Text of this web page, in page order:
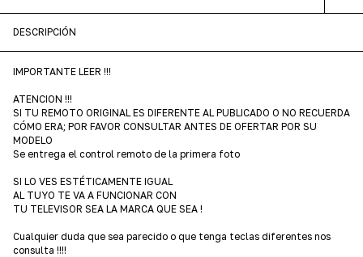
DESCRIPCIÓN
IMPORTANTE LEER !!!
ATENCION !!!
SI TU REMOTO ORIGINAL ES DIFERENTE AL PUBLICADO O NO RECUERDA
CÓMO ERA; POR FAVOR CONSULTAR ANTES DE OFERTAR POR SU
MODELO
Se entrega el control remoto de la primera foto
SI LO VES ESTÉTICAMENTE IGUAL
AL TUYO TE VA A FUNCIONAR CON
TU TELEVISOR SEA LA MARCA QUE SEA !
Cualquier duda que sea parecido o que tenga teclas diferentes nos
consulta !!!!